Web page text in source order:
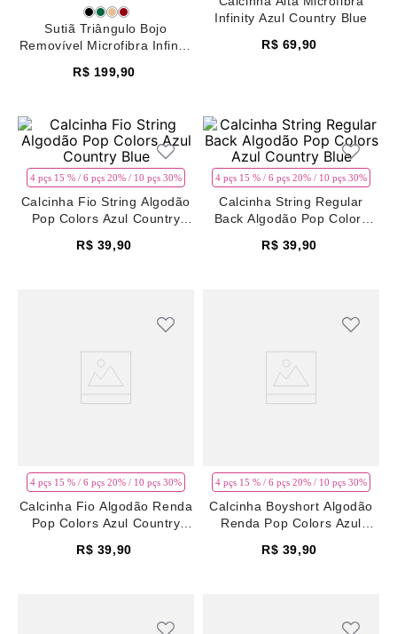
pijama
9
sutiã renda
body
Sutiã Triângulo Bojo
Removível Microfibra Infinity
R$ 199,90
Infinity Azul Country Blue
R$ 69,90
4 pçs 15 % / 6 pçs 20% / 10 pçs 30%
Calcinha Fio String Algodão
Pop Colors Azul Country
R$ 39,90
4 pçs 15 % / 6 pçs 20% / 10 pçs 30%
Calcinha String Regular
Back Algodão Pop Colors
R$ 39,90
4 pçs 15 % / 6 pçs 20% / 10 pçs 30%
Calcinha Fio Algodão Renda
Pop Colors Azul Country
R$ 39,90
4 pçs 15 % / 6 pçs 20% / 10 pçs 30%
Calcinha Boyshort Algodão
Renda Pop Colors Azul
R$ 39,90